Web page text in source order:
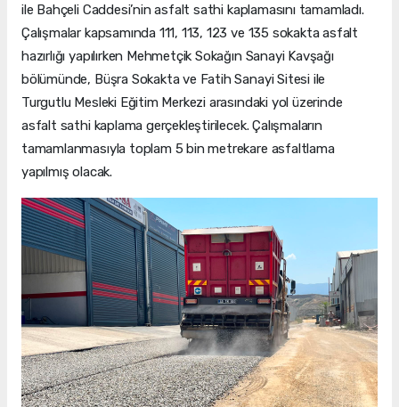
ile Bahçeli Caddesi’nin asfalt sathi kaplamasını tamamladı.
Çalışmalar kapsamında 111, 113, 123 ve 135 sokakta asfalt
hazırlığı yapılırken Mehmetçik Sokağın Sanayi Kavşağı
bölümünde, Büşra Sokakta ve Fatih Sanayi Sitesi ile
Turgutlu Mesleki Eğitim Merkezi arasındaki yol üzerinde
asfalt sathi kaplama gerçekleştirilecek. Çalışmaların
tamamlanmasıyla toplam 5 bin metrekare asfaltlama
yapılmış olacak.